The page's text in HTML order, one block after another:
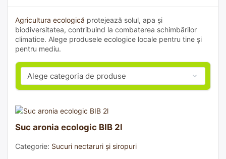
Agricultura ecologică protejează solul, apa și
biodiversitatea, contribuind la combaterea schimbărilor
climatice. Alege produsele ecologice locale pentru tine și
pentru mediu.
Suc aronia ecologic BIB 2l
Categorie: Sucuri nectaruri și siropuri